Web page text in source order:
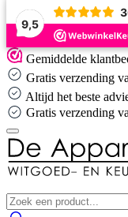
9,5
Skip
to
content
Gemiddelde
Gratis verzending
Altijd het beste
Gratis verzending